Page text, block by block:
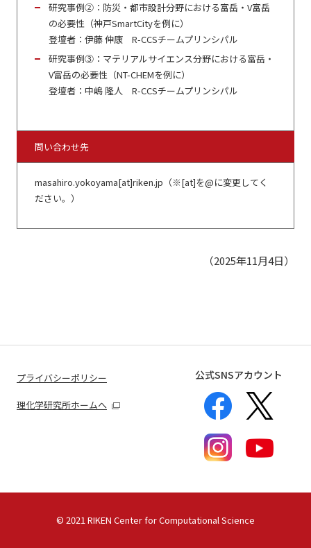
研究事例②：防災・都市設計分野における富岳・V富岳
の必要性（神戸SmartCityを例に）
登壇者：伊藤 伸康 R-CCSチームプリンシパル
研究事例③：マテリアルサイエンス分野における富岳・
V富岳の必要性（NT-CHEMを例に）
登壇者：中嶋 隆人 R-CCSチームプリンシパル
問い合わせ先
masahiro.yokoyama[at]riken.jp（※[at]を@に変更してく
ださい。）
（2025年11月4日）
プライバシーポリシー
理化学研究所ホームへ
公式SNSアカウント
© 2021 RIKEN Center for Computational Science